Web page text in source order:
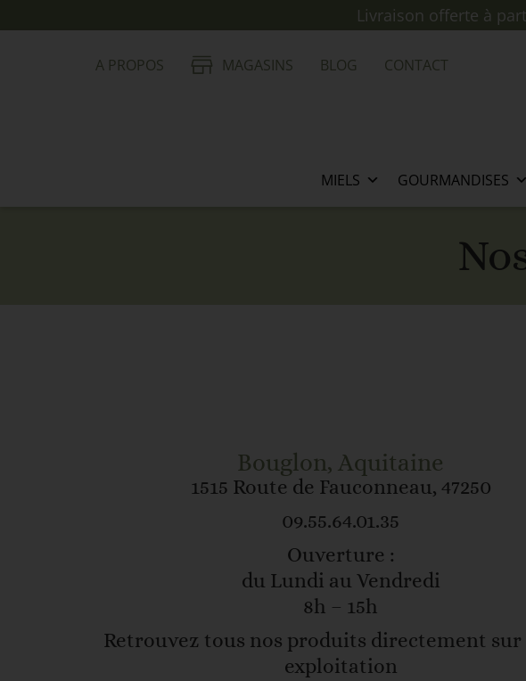
Livraison offerte à
A PROPOS MAGASINS BLOG CONTACT
MIELS GOURMANDISES
Bouglon, Aquitaine
1515 Route de Fauconneau, 47250
09.55.64.01.35
Ouverture :
du Lundi au Vendredi
8h – 15h
Retrouvez tous nos produits directement
exploitation